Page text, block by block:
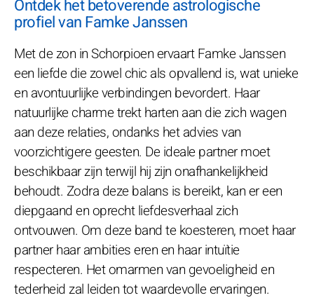
Ontdek het betoverende astrologische
profiel van Famke Janssen
Met de zon in Schorpioen ervaart Famke Janssen
een liefde die zowel chic als opvallend is, wat unieke
en avontuurlijke verbindingen bevordert. Haar
natuurlijke charme trekt harten aan die zich wagen
aan deze relaties, ondanks het advies van
voorzichtigere geesten. De ideale partner moet
beschikbaar zijn terwijl hij zijn onafhankelijkheid
behoudt. Zodra deze balans is bereikt, kan er een
diepgaand en oprecht liefdesverhaal zich
ontvouwen. Om deze band te koesteren, moet haar
partner haar ambities eren en haar intuïtie
respecteren. Het omarmen van gevoeligheid en
tederheid zal leiden tot waardevolle ervaringen.